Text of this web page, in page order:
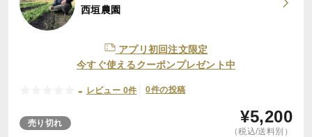
西垣農園
アプリ初回注文限定
今すぐ使えるクーポンプレゼント中
- レビュー 0件 0件の投稿
売り切れ ¥5,200
（税込/送料別）